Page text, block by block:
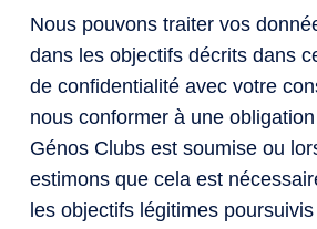
Nous pouvons traiter vos
dans les objectifs décrits dans
de confidentialité avec votre
nous conformer à une
Génos Clubs est soumise ou
estimons que cela est
les objectifs légitimes